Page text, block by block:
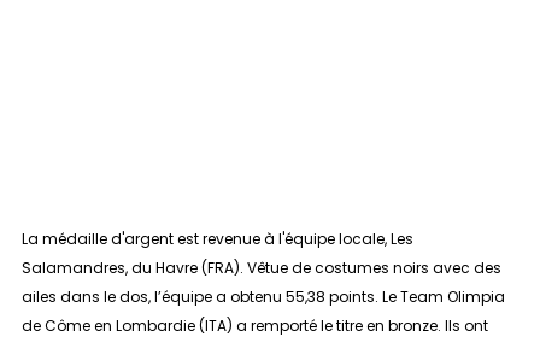
La médaille d'argent est revenue à l'équipe locale,Les
Salamandres, du Havre (FRA). Vêtue de costumes noirs avec des
ailes dans le dos, l’équipe a obtenu 55,38 points. LeTeam Olimpia
de Côme en Lombardie (ITA) a remporté le titre en bronze. Ils ont